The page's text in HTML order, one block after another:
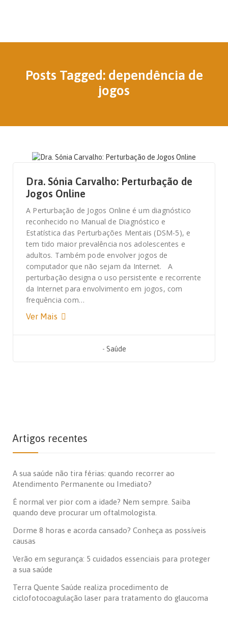
Posts Tagged: dependência de
jogos
Dra. Sónia Carvalho: Perturbação de
Jogos Online
A Perturbação de Jogos Online é um diagnóstico
reconhecido no Manual de Diagnóstico e
Estatística das Perturbações Mentais (DSM-5), e
tem tido maior prevalência nos adolescentes e
adultos. Também pode envolver jogos de
computador que não sejam da Internet. A
perturbação designa o uso persistente e recorrente
da Internet para envolvimento em jogos, com
frequência com…
Ver Mais
- Saúde
Artigos recentes
A sua saúde não tira férias: quando recorrer ao
Atendimento Permanente ou Imediato?
É normal ver pior com a idade? Nem sempre. Saiba
quando deve procurar um oftalmologista.
Dorme 8 horas e acorda cansado? Conheça as possíveis
causas
Verão em segurança: 5 cuidados essenciais para proteger
a sua saúde
Terra Quente Saúde realiza procedimento de
ciclofotocoagulação laser para tratamento do glaucoma